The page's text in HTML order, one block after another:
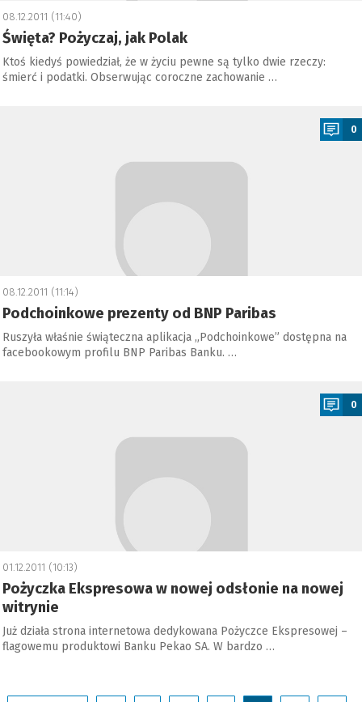
08.12.2011 (11:40)
Święta? Pożyczaj, jak Polak
Ktoś kiedyś powiedział, że w życiu pewne są tylko dwie rzeczy:
śmierć i podatki. Obserwując coroczne zachowanie …
0
08.12.2011 (11:14)
Podchoinkowe prezenty od BNP Paribas
Ruszyła właśnie świąteczna aplikacja „Podchoinkowe” dostępna na
facebookowym profilu BNP Paribas Banku. …
0
01.12.2011 (10:13)
Pożyczka Ekspresowa w nowej odsłonie na nowej
witrynie
Już działa strona internetowa dedykowana Pożyczce Ekspresowej –
flagowemu produktowi Banku Pekao SA. W bardzo …